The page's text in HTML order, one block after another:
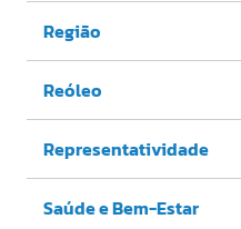
Região
Reóleo
Representatividade
Saúde e Bem-Estar